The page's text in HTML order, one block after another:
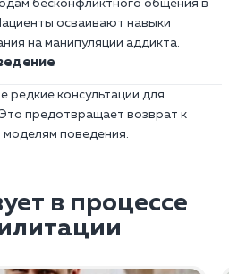
бесконфликтного общения в
осваивают навыки
на манипуляции аддикта.
редкие консультации для
предотвращает возврат к
поведения.
в процессе